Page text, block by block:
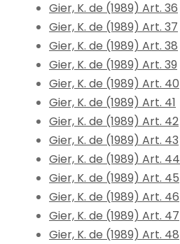
Gier, K. de (1989) Art. 36
Gier, K. de (1989) Art. 37
Gier, K. de (1989) Art. 38
Gier, K. de (1989) Art. 39
Gier, K. de (1989) Art. 40
Gier, K. de (1989) Art. 41
Gier, K. de (1989) Art. 42
Gier, K. de (1989) Art. 43
Gier, K. de (1989) Art. 44
Gier, K. de (1989) Art. 45
Gier, K. de (1989) Art. 46
Gier, K. de (1989) Art. 47
Gier, K. de (1989) Art. 48